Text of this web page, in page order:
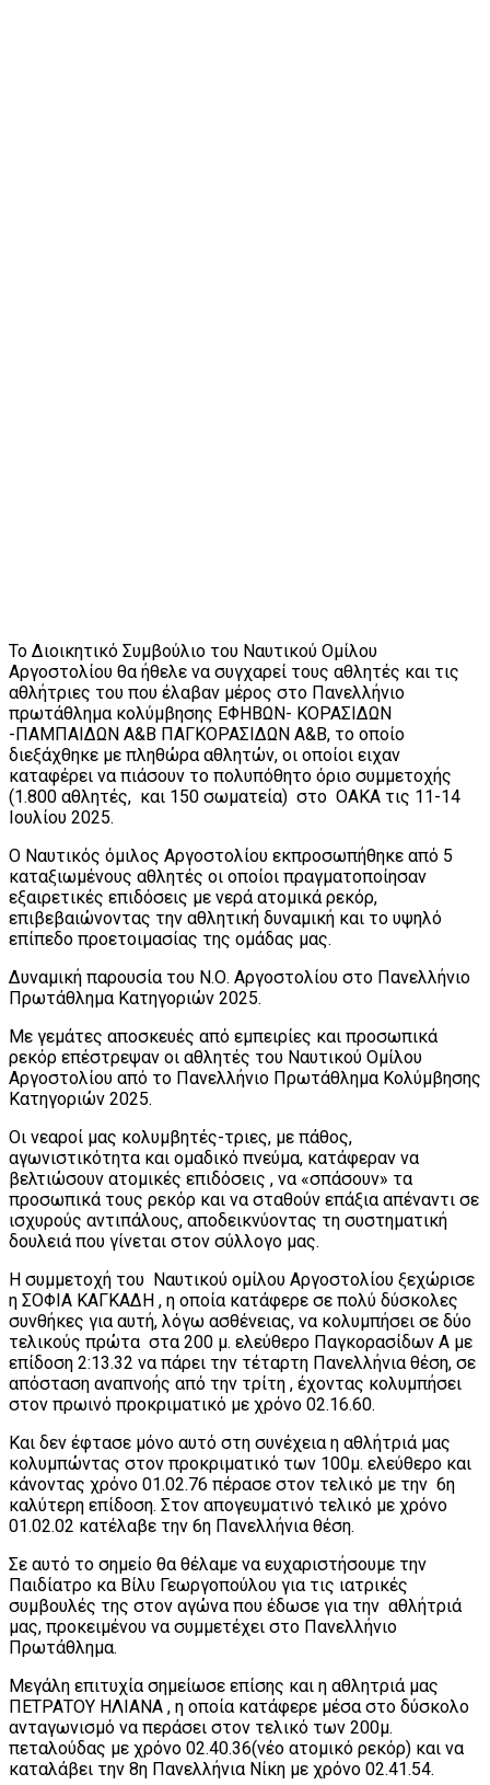
Το Διοικητικό Συμβούλιο του Ναυτικού Ομίλου
Αργοστολίου θα ήθελε να συγχαρεί τους αθλητές και τις
αθλήτριες του που έλαβαν μέρος στο Πανελλήνιο
πρωτάθλημα κολύμβησης ΕΦΗΒΩΝ- ΚΟΡΑΣΙΔΩΝ
-ΠΑΜΠΑΙΔΩΝ Α&Β ΠΑΓΚΟΡΑΣΙΔΩΝ Α&Β, το οποίο
διεξάχθηκε με πληθώρα αθλητών, οι οποίοι ειχαν
καταφέρει να πιάσουν το πολυπόθητο όριο συμμετοχής
(1.800 αθλητές, και 150 σωματεία) στο ΟΑΚΑ τις 11-14
Ιουλίου 2025.
Ο Ναυτικός όμιλος Αργοστολίου εκπροσωπήθηκε από 5
καταξιωμένους αθλητές οι οποίοι πραγματοποίησαν
εξαιρετικές επιδόσεις με νερά ατομικά ρεκόρ,
επιβεβαιώνοντας την αθλητική δυναμική και το υψηλό
επίπεδο προετοιμασίας της ομάδας μας.
Δυναμική παρουσία του Ν.Ο. Αργοστολίου στο Πανελλήνιο
Πρωτάθλημα Κατηγοριών 2025.
Με γεμάτες αποσκευές από εμπειρίες και προσωπικά
ρεκόρ επέστρεψαν οι αθλητές του Ναυτικού Ομίλου
Αργοστολίου από το Πανελλήνιο Πρωτάθλημα Κολύμβησης
Κατηγοριών 2025.
Οι νεαροί μας κολυμβητές-τριες, με πάθος,
αγωνιστικότητα και ομαδικό πνεύμα, κατάφεραν να
βελτιώσουν ατομικές επιδόσεις , να «σπάσουν» τα
προσωπικά τους ρεκόρ και να σταθούν επάξια απέναντι σε
ισχυρούς αντιπάλους, αποδεικνύοντας τη συστηματική
δουλειά που γίνεται στον σύλλογο μας.
Η συμμετοχή του Ναυτικού ομίλου Αργοστολίου ξεχώρισε
η ΣΟΦΙΑ ΚΑΓΚΑΔΗ , η οποία κατάφερε σε πολύ δύσκολες
συνθήκες για αυτή, λόγω ασθένειας, να κολυμπήσει σε δύο
τελικούς πρώτα στα 200 μ. ελεύθερο Παγκορασίδων Α με
επίδοση 2:13.32 να πάρει την τέταρτη Πανελλήνια θέση, σε
απόσταση αναπνοής από την τρίτη , έχοντας κολυμπήσει
στον πρωινό προκριματικό με χρόνο 02.16.60.
Και δεν έφτασε μόνο αυτό στη συνέχεια η αθλήτριά μας
κολυμπώντας στον προκριματικό των 100μ. ελεύθερο και
κάνοντας χρόνο 01.02.76 πέρασε στον τελικό με την 6η
καλύτερη επίδοση. Στον απογευματινό τελικό με χρόνο
01.02.02 κατέλαβε την 6η Πανελλήνια θέση.
Σε αυτό το σημείο θα θέλαμε να ευχαριστήσουμε την
Παιδίατρο κα Βίλυ Γεωργοπούλου για τις ιατρικές
συμβουλές της στον αγώνα που έδωσε για την αθλήτριά
μας, προκειμένου να συμμετέχει στο Πανελλήνιο
Πρωτάθλημα.
Μεγάλη επιτυχία σημείωσε επίσης και η αθλητριά μας
ΠΕΤΡΑΤΟΥ ΗΛΙΑΝΑ , η οποία κατάφερε μέσα στο δύσκολο
ανταγωνισμό να περάσει στον τελικό των 200μ.
πεταλούδας με χρόνο 02.40.36(νέο ατομικό ρεκόρ) και να
καταλάβει την 8η Πανελλήνια Νίκη με χρόνο 02.41.54.